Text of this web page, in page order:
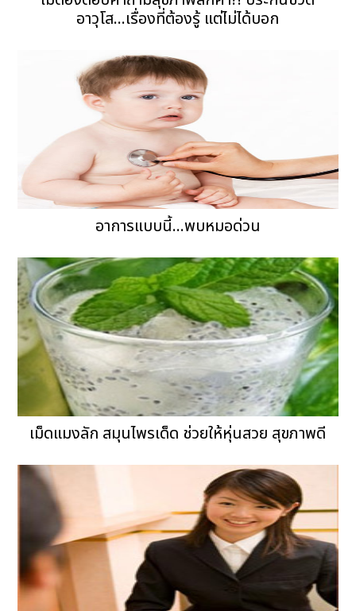
อาวุโส...เรื่องที่ต้องรู้ แต่ไม่ได้บอก
อาการแบบนี้...พบหมอด่วน
เม็ดแมงลัก สมุนไพรเด็ด ช่วยให้หุ่นสวย สุขภาพดี